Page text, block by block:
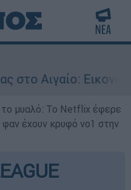
αερομαχία
το μυαλό: Το Netflix έφερε
φαν έχουν κρυφό νο1 στην